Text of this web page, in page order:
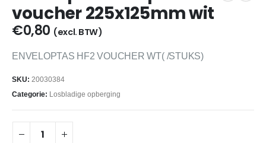
voucher 225x125mm wit
€0,80 (excl. BTW)
ENVELOPTAS HF2 VOUCHER WT( /STUKS)
SKU: 20030384
Categorie: Losbladige opberging